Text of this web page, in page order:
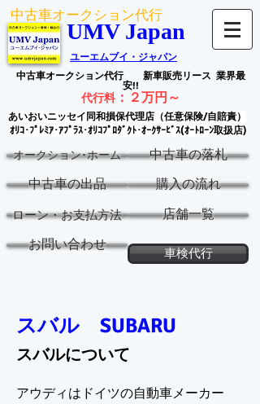
中古車オークション代行
UMV Japan
ユーエムブイ・ジャパン
中古車オークション代行 新車販売リース 業界最
安!!
代行料： ２万円～
あいおいニッセイ同和損保代理店（任意保険/自賠責）
ｵﾘｺ･ﾌﾟﾚﾐｱ･ｱﾌﾟﾗｽ･ｵﾘｺﾌﾟﾛﾀﾞｸﾄ･ｵｰｸｻｰﾋﾞｽ(ｵｰﾄﾛｰﾝ取扱店)
オークション･ホーム 中古車の落札
中古車の出品 購入の流れ
ローン・お支払方法 店舗一覧
お問い合わせ
車検代行
スバル SUBARU
スバルについて
アウディはドイツの自動車メーカー